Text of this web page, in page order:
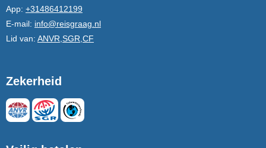
App: +31486412199
E-mail: info@reisgraag.nl
Lid van: ANVR,SGR,CF
Zekerheid